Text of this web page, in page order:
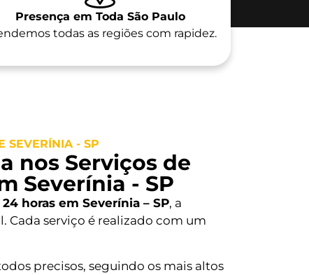
Presença em Toda São Paulo
todas as regiões com rapidez.
SEVERÍNIA - SP
nos Serviços de
Severínia - SP
horas em Severínia – SP, a
Cada serviço é realizado com um
precisos, seguindo os mais altos